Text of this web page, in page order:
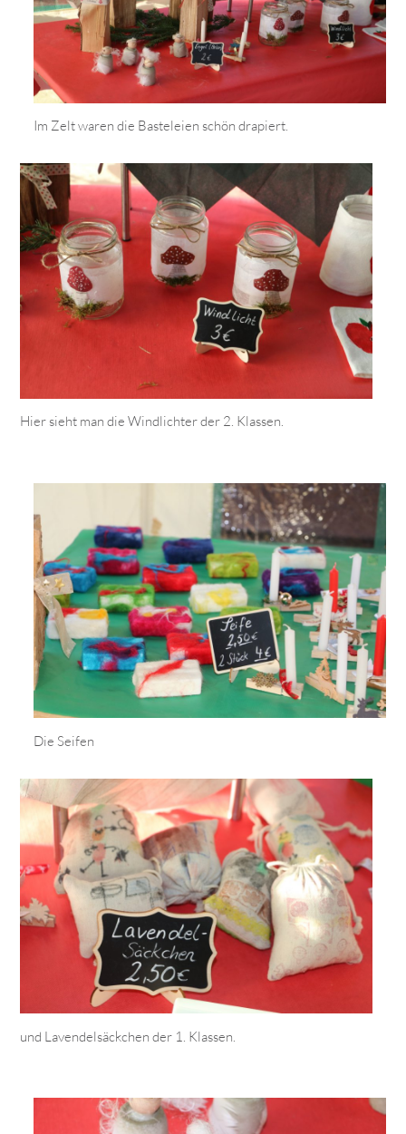
Im Zelt waren die Basteleien schön drapiert.
Hier sieht man die Windlichter der 2. Klassen.
Die Seifen
und Lavendelsäckchen der 1. Klassen.